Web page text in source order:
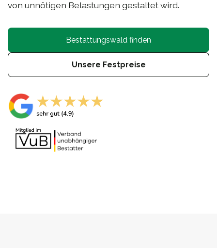
von unnötigen Belastungen gestaltet wird.
Bestattungswald finden
Unsere Festpreise